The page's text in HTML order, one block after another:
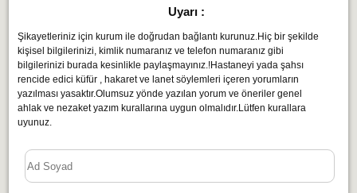
Uyarı :
Şikayetleriniz için kurum ile doğrudan bağlantı kurunuz.Hiç bir şekilde
kişisel bilgilerinizi, kimlik numaranız ve telefon numaranız gibi
bilgilerinizi burada kesinlikle paylaşmayınız.!Hastaneyi yada şahsı
rencide edici küfür , hakaret ve lanet söylemleri içeren yorumların
yazılması yasaktır.Olumsuz yönde yazılan yorum ve öneriler genel
ahlak ve nezaket yazım kurallarına uygun olmalıdır.Lütfen kurallara
uyunuz.